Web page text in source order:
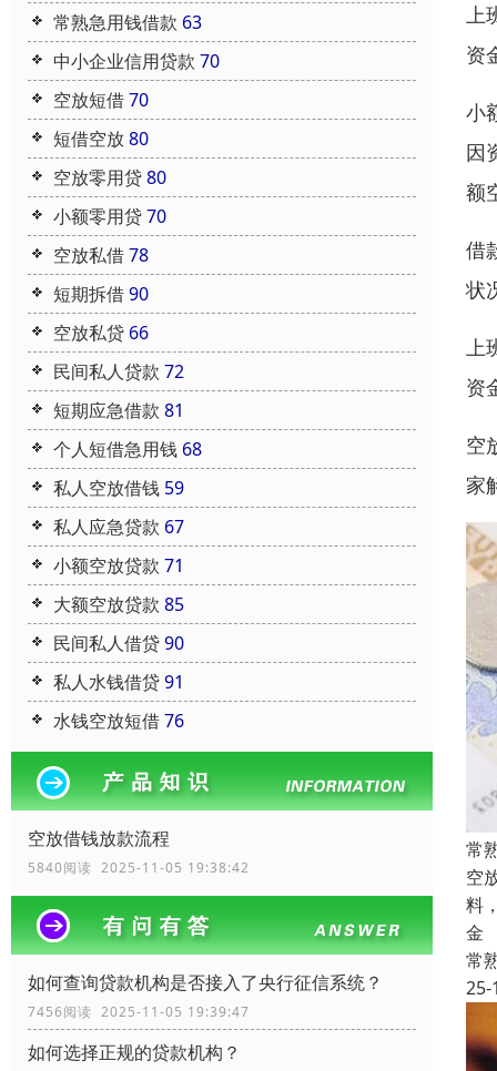
常熟急用钱借款 63
中小企业信用贷款 70
空放短借70
短借空放80
空放零用贷80
小额零用贷70
空放私借78
短期拆借90
空放私贷 66
民间私人贷款 72
短期应急借款 81
个人短借急用钱 68
私人空放借钱 59
私人应急贷款 67
小额空放贷款 71
大额空放贷款 85
民间私人借贷90
私人水钱借贷91
水钱空放短借76
空放借钱放款流程
5840阅读 2025-11-05 19:38:42
如何查询贷款机构是否接入了央行征信系统？
7456阅读 2025-11-05 19:39:47
如何选择正规的贷款机构？
上
资
小
因
额
借
状
上
资
空
家
常
空
料
金
常
25-